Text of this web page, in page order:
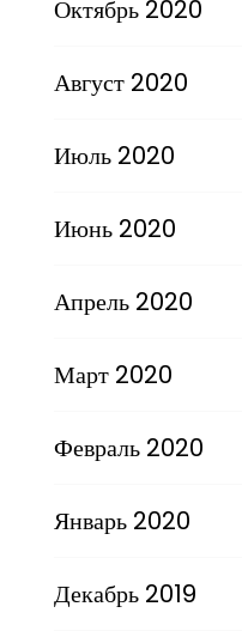
Октябрь 2020
Август 2020
Июль 2020
Июнь 2020
Апрель 2020
Март 2020
Февраль 2020
Январь 2020
Декабрь 2019